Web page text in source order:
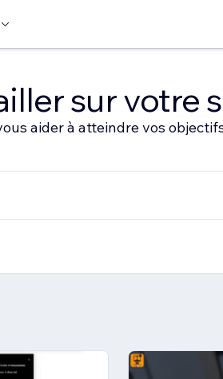
sur votre
aider à atteindre vos